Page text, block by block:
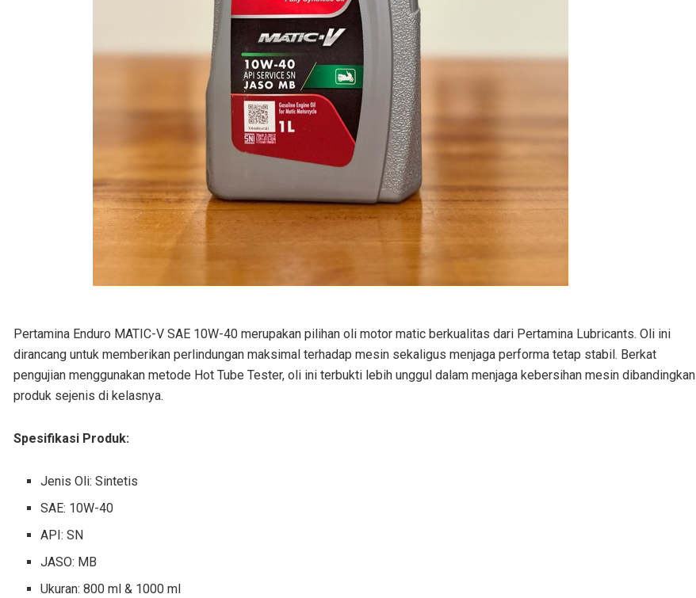
Pertamina Enduro MATIC-V SAE 10W-40 merupakan pilihan oli motor matic berkualitas dari Pertamina Lubricants. Oli ini
dirancang untuk memberikan perlindungan maksimal terhadap mesin sekaligus menjaga performa tetap stabil. Berkat
pengujian menggunakan metode Hot Tube Tester, oli ini terbukti lebih unggul dalam menjaga kebersihan mesin dibandingkan
produk sejenis di kelasnya.
Spesifikasi Produk:
Jenis Oli: Sintetis
SAE: 10W-40
API: SN
JASO: MB
Ukuran: 800 ml & 1000 ml